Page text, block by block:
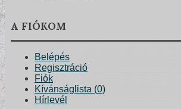
A FIÓKOM
Belépés
Regisztráció
Fiók
Kívánságlista (0)
Hírlevél